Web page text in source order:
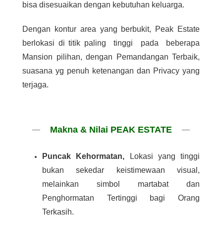
bisa disesuaikan dengan kebutuhan keluarga.
Dengan kontur area yang berbukit, Peak Estate
berlokasi di titik paling tinggi pada beberapa
Mansion pilihan, dengan Pemandangan Terbaik,
suasana yg penuh ketenangan dan Privacy yang
terjaga.
Makna & Nilai PEAK ESTATE
Puncak Kehormatan,
Lokasi yang tinggi
bukan sekedar keistimewaan visual,
melainkan simbol martabat dan
Penghormatan Tertinggi bagi Orang
Terkasih.